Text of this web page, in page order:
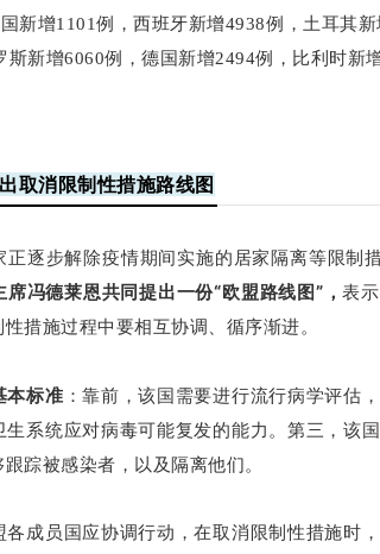
新增1101例，西班牙新增4938例，土耳其
新增6060例，德国新增2494例，比利时新
取消限制性措施路线图
正逐步解除疫情期间实施的居家隔离等限制
冯德莱恩共同提出一份“欧盟路线图”，表
措施过程中要相互协调、循序渐进。
本标准 ：靠前，该国需要进行流行病学评估
系统应对病毒可能复发的能力。第三，该
踪被感染者，以及隔离他们。
成员国应协调行动，在取消限制性措施时